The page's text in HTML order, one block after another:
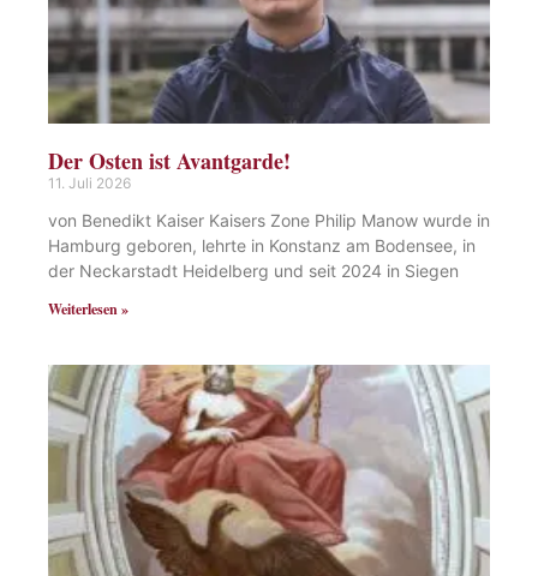
Der Osten ist Avantgarde!
11. Juli 2026
von Benedikt Kaiser Kaisers Zone Philip Manow wurde in
Hamburg geboren, lehrte in Konstanz am Bodensee, in
der Neckarstadt Heidelberg und seit 2024 in Siegen
Weiterlesen »